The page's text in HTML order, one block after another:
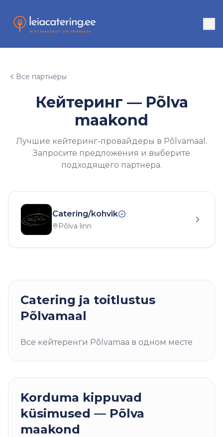
Все партнёры
Кейтеринг — Põlva
maakond
Лучшие кейтеринг-провайдеры в Põlvamaal.
Запросите предложения и выберите
подходящего партнёра.
Catering/kohvik
Põlva linn
Catering ja toitlustus
Põlvamaal
Все кейтеренги Põlvamaa в одном месте
Korduma kippuvad
küsimused — Põlva
maakond